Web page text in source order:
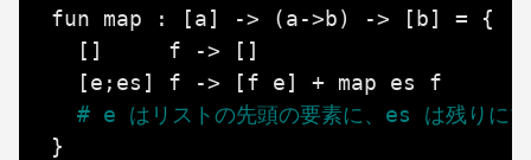
fun
map : [a] -> (a->b) -> [ b] =
{
[]
f ->
[]
[e ; es ] f -> [f e] + map es
f
# e はリストの先頭の要素に、es は残りに
}